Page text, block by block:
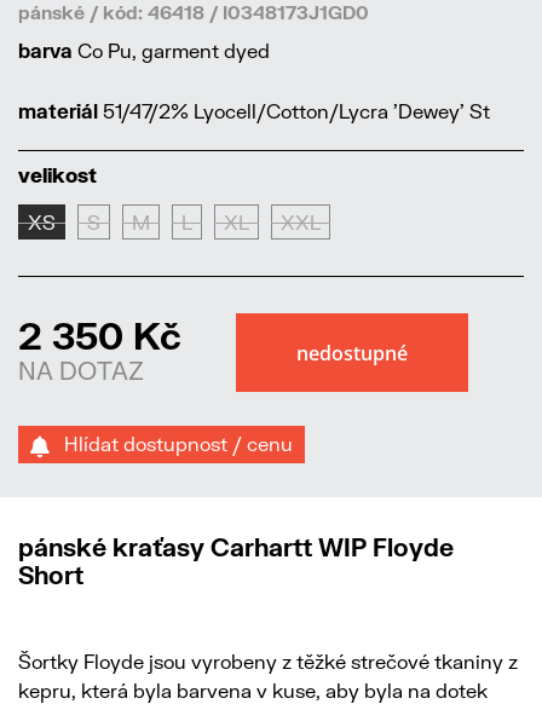
pánské / kód: 46418 / I0348173J1GD0
barva Co Pu, garment dyed
materiál 51/47/2% Lyocell/Cotton/Lycra 'Dewey' St
velikost
XS S M L XL XXL
2 350 Kč
NA DOTAZ
Hlídat dostupnost / cenu
pánské kraťasy Carhartt WIP Floyde
Short
Šortky Floyde jsou vyrobeny z těžké strečové tkaniny z
kepru, která byla barvena v kuse, aby byla na dotek